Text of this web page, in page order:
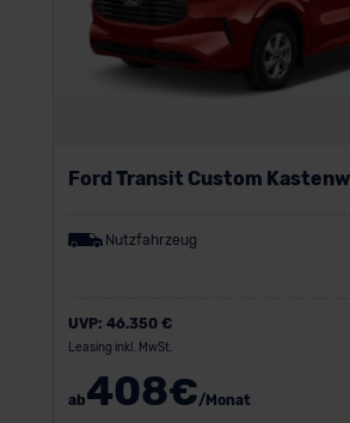
Ford Transit Custom
Nutzfahrzeug
UVP: 46.350 €
Leasing inkl. MwSt.
ab408€/Monat